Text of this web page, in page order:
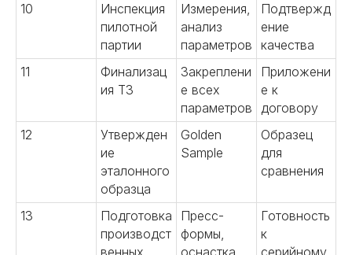
10
Инспекция
пилотной
партии
Измерения,
анализ
параметров
Подтвержд
ение
качества
11
Финализац
ия ТЗ
Закреплени
е всех
параметров
Приложени
е к
договору
12
Утвержден
ие
эталонного
образца
Golden
Sample
Образец
для
сравнения
13
Подготовка
производст
венных
Пресс-
формы,
оснастка
Готовность
к
серийному